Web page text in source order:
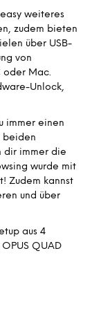
weiteres
zudem bieten
über USB-
von
oder Mac.
Unlock,
immer einen
beiden
dir immer die
wurde mit
Zudem kannst
und über
aus 4
QUAD